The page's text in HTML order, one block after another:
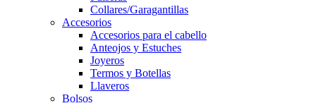
Collares/Garagantillas
Accesorios
Accesorios para el cabello
Anteojos y Estuches
Joyeros
Termos y Botellas
Llaveros
Bolsos